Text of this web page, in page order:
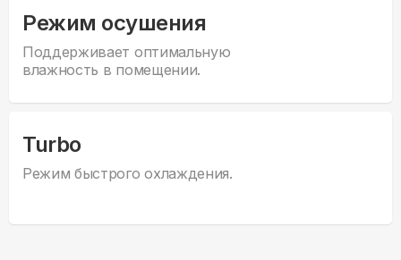
Режим осушения
Поддерживает оптимальную
влажность в помещении.
Turbo
Режим быстрого охлаждения.